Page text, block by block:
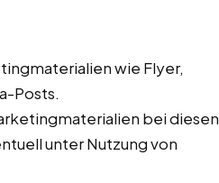
wie Flyer,
Posts.
bei diesen
unter Nutzung von